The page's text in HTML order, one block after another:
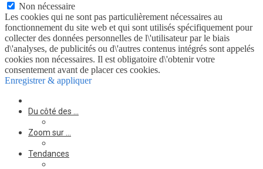
Non nécessaire
Les cookies qui ne sont pas particulièrement nécessaires au
fonctionnement du site web et qui sont utilisés spécifiquement pour
collecter des données personnelles de l\'utilisateur par le biais
d\'analyses, de publicités ou d\'autres contenus intégrés sont appelés
cookies non nécessaires. Il est obligatoire d\'obtenir votre
consentement avant de placer ces cookies.
Enregistrer & appliquer
Du côté des …
Zoom sur …
Tendances